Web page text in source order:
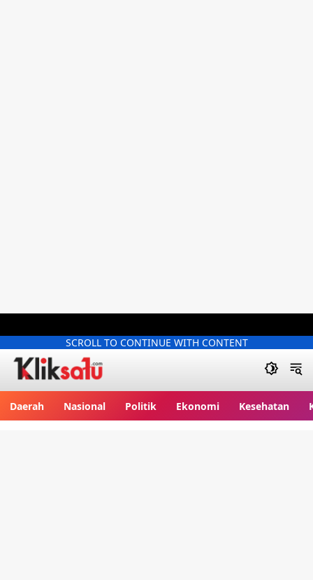
SCROLL TO CONTINUE WITH CONTENT
Daerah Nasional Politik Ekonomi Kesehatan